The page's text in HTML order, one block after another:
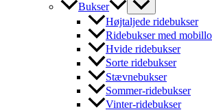
Bukser
Højtaljede ridebukser
Ridebukser med
Hvide ridebukser
Sorte ridebukser
Stævnebukser
Sommer-ridebukser
Vinter-ridebukser